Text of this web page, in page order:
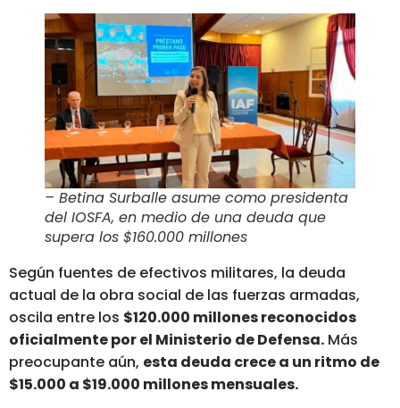
– Betina Surballe asume como presidenta
del IOSFA, en medio de una deuda que
supera los $160.000 millones
Según fuentes de efectivos militares, la deuda
actual de la obra social de las fuerzas armadas,
oscila entre los $120.000 millones reconocidos
oficialmente por el Ministerio de Defensa. Más
preocupante aún, esta deuda crece a un ritmo de
$15.000 a $19.000 millones mensuales.